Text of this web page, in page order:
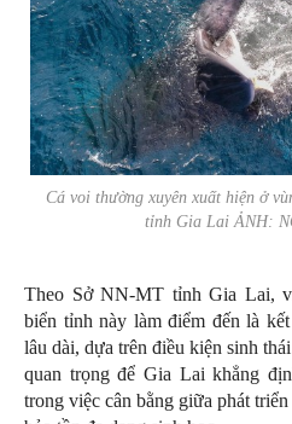
Cá voi thường xuyên xuất hiện ở
tỉnh Gia Lai ẢNH:
Theo Sở NN-MT tỉnh Gia Lai,
biển tỉnh này làm điểm đến là
lâu dài, dựa trên điều kiện sinh
quan trọng để Gia Lai khẳng
trong việc cân bằng giữa phát